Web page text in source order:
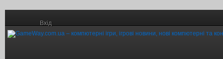
Вхід